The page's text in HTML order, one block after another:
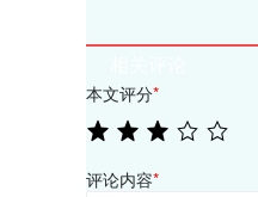
本文评分*
评论内容*